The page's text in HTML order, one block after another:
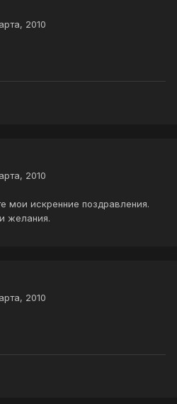
2010
2010
мои искренние поздравления.
желания.
2010